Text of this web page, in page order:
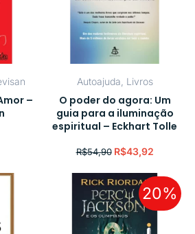
–
Autoajuda Livros
O poder do agora: Um
guia para a iluminação
espiritual – Eckhart Tolle
R$54,90 R$43,92
20%